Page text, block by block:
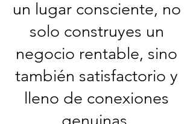
un lugar consciente, no
solo construyes un
negocio rentable, sino
también satisfactorio y
lleno de conexiones